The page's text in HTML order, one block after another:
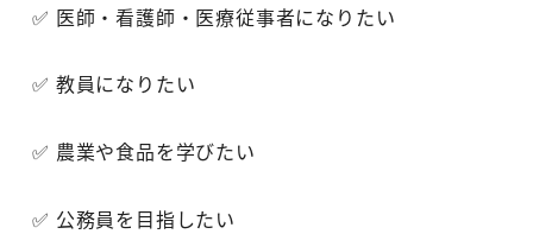
✅ 医師・看護師・医療従事者になりたい
✅ 教員になりたい
✅ 農業や食品を学びたい
✅ 公務員を目指したい